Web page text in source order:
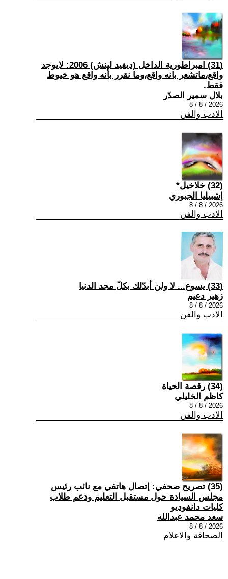
(31) امبراطورية الداخل (ديفيد لينش) 2006: لايوجد
واقع،ماتشعر بانه واقع،وما نقرر بأنه واقع هو خيوط
فقط.
بلال سمير الصدّر
2026 / 8 / 8
الادب والفن
(32) خلاخيل*
إشبيليا الجبوري
2026 / 8 / 8
الادب والفن
(33) يسوع... لا ولن أبدّلك بكلّ مجد الدنيا
زهير دعيم
2026 / 8 / 8
الادب والفن
(34) رقصة الحياة
كاظم الخليلي
2026 / 8 / 8
الادب والفن
(35) تصريح صحفي: إتصال هاتفي مع نائب رئيس
مجلس السيادة حول مستقبل التعليم ودعم طلاب
كليات دانفوديو
سعد محمد عبدالله
2026 / 8 / 8
الصحافة والاعلام